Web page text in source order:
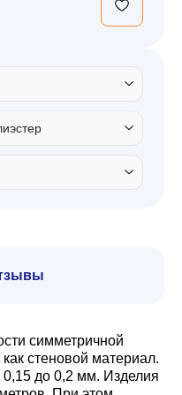
симметричной
стеновой материал.
до 0,2 мм. Изделия